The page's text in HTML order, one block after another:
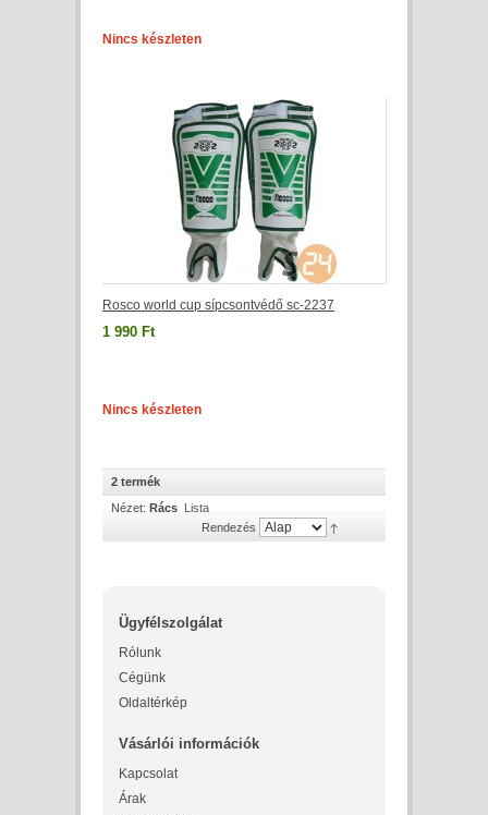
Nincs készleten
Rosco world cup sípcsontvédő sc-2237
1 990 Ft
Nincs készleten
2 termék
Nézet: Rács Lista
Rendezés
Ügyfélszolgálat
Rólunk
Cégünk
Oldaltérkép
Vásárlói információk
Kapcsolat
Árak